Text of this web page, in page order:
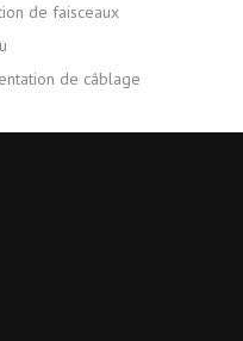
de faisceaux
de câblage